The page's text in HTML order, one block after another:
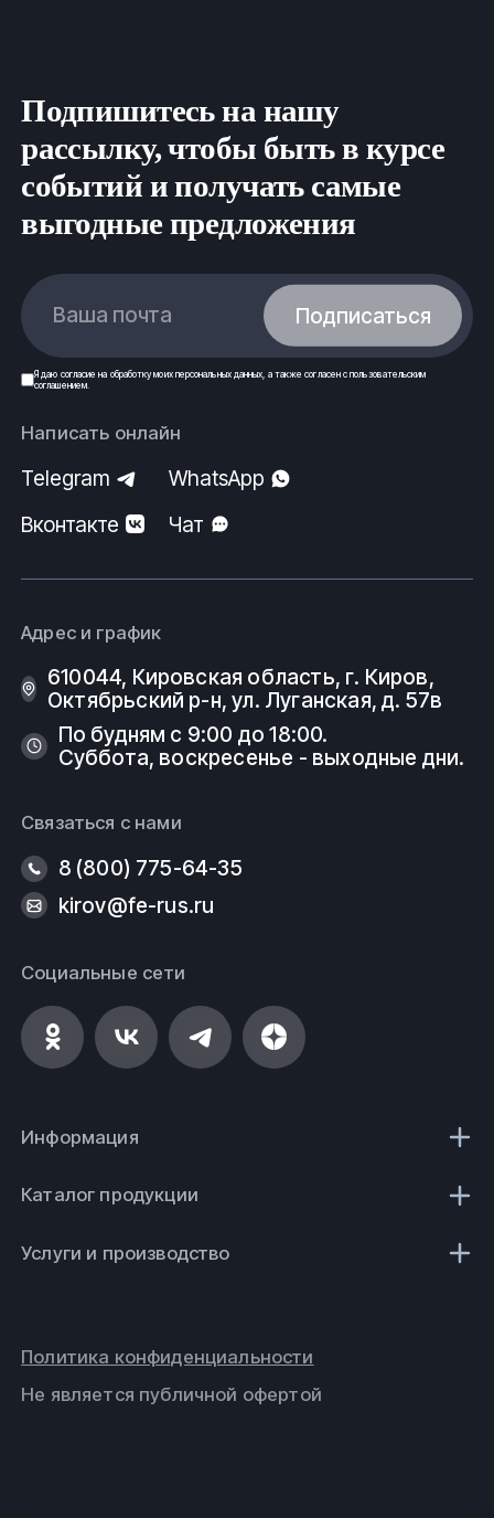
Подпишитесь на нашу
рассылку, чтобы быть в курсе
событий и получать самые
выгодные предложения
Ваша почта Подписаться
Я даю согласие на обработку моих персональных данных , а также согласен спользовательским
соглашением.
Написать онлайн
Telegram
WhatsApp
Вконтакте
Чат
Адрес и график
610044, Кировская область, г. Киров, ​
Октябрьский р-н, ​ул. Луганская, д. 57в
По будням с 9:00 до 18:00.
Суббота, воскресенье - выходные дни.
Связаться с нами
8 (800) 775-64-35
kirov@fe-rus.ru
Социальные сети
Информация
Каталог продукции
Услуги и производство
Не является публичной офертой
Политика конфиденциальности